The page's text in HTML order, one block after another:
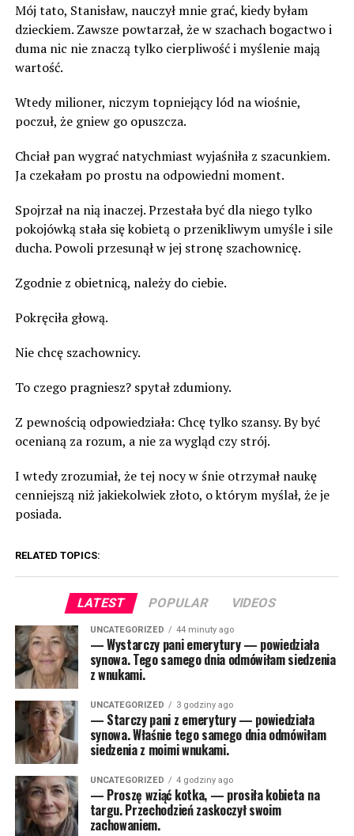
Mój tato, Stanisław, nauczył mnie grać, kiedy byłam
dzieckiem. Zawsze powtarzał, że w szachach bogactwo i
duma nic nie znaczą tylko cierpliwość i myślenie mają
wartość.
Wtedy milioner, niczym topniejący lód na wiośnie,
poczuł, że gniew go opuszcza.
Chciał pan wygrać natychmiast wyjaśniła z szacunkiem.
Ja czekałam po prostu na odpowiedni moment.
Spojrzał na nią inaczej. Przestała być dla niego tylko
pokojówką stała się kobietą o przenikliwym umyśle i sile
ducha. Powoli przesunął w jej stronę szachownicę.
Zgodnie z obietnicą, należy do ciebie.
Pokręciła głową.
Nie chcę szachownicy.
To czego pragniesz? spytał zdumiony.
Z pewnością odpowiedziała: Chcę tylko szansy. By być
ocenianą za rozum, a nie za wygląd czy strój.
I wtedy zrozumiał, że tej nocy w śnie otrzymał naukę
cenniejszą niż jakiekolwiek złoto, o którym myślał, że je
posiada.
RELATED TOPICS:
LATEST POPULAR VIDEOS
UNCATEGORIZED 44 minuty ago
— Wystarczy pani emerytury — powiedziała
synowa. Tego samego dnia odmówiłam siedzenia
z wnukami.
UNCATEGORIZED 3 godziny ago
— Starczy pani z emerytury — powiedziała
synowa. Właśnie tego samego dnia odmówiłam
siedzenia z moimi wnukami.
UNCATEGORIZED 4 godziny ago
— Proszę wziąć kotka, — prosiła kobieta na
targu. Przechodzień zaskoczył swoim
zachowaniem.